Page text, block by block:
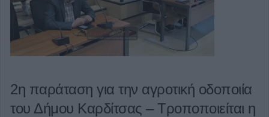
2η παράταση για την αγροτική οδοποιία
του Δήμου Καρδίτσας – Τροποποιείται η